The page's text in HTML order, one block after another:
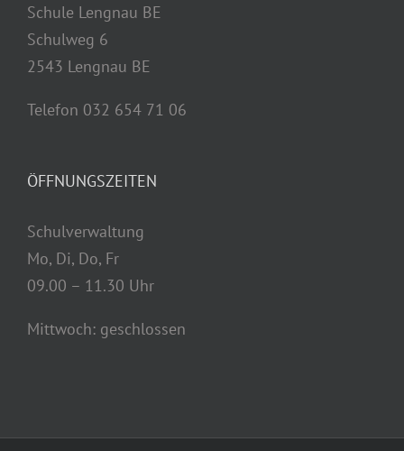
Schule Lengnau BE
Schulweg 6
2543 Lengnau BE
Telefon 032 654 71 06
ÖFFNUNGSZEITEN
Schulverwaltung
Mo, Di, Do, Fr
09.00 – 11.30 Uhr
Mittwoch: geschlossen